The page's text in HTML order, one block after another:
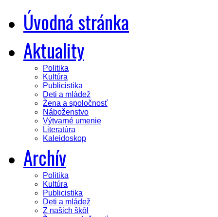
Úvodná stránka
Aktuality
Politika
Kultúra
Publicistika
Deti a mládež
Žena a spoločnosť
Náboženstvo
Výtvarné umenie
Literatúra
Kaleidoskop
Archív
Politika
Kultúra
Publicistika
Deti a mládež
Z našich škôl